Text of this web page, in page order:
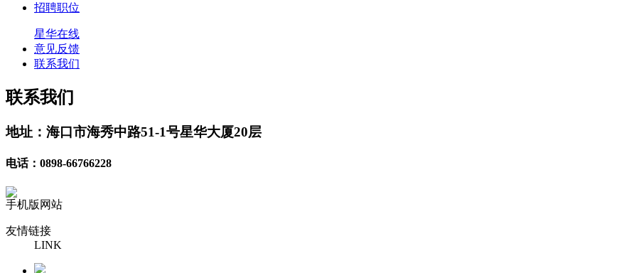
招聘职位
星华在线
意见反馈
联系我们
联系我们
地址：海口市海秀中路51-1号星华大厦20层
电话：0898-66766228
手机版网站
友情链接
LINK